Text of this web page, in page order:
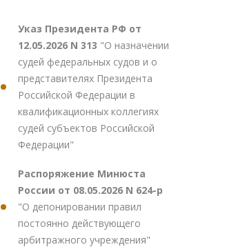
Указ Президента РФ от
12.05.2026 N 313 "О назначении
судей федеральных судов и о
представителях Президента
Российской Федерации в
квалификационных коллегиях
судей субъектов Российской
Федерации"
Распоряжение Минюста
России от 08.05.2026 N 624-р
"О депонировании правил
постоянно действующего
арбитражного учреждения"